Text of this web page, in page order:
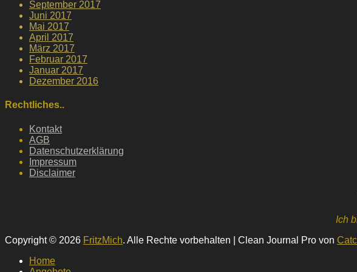
September 2017
Juni 2017
Mai 2017
April 2017
März 2017
Februar 2017
Januar 2017
Dezember 2016
Rechtliches..
Kontakt
AGB
Datenschutzerklärung
Impressum
Disclaimer
Ich
Copyright © 2026 FritzMich. Alle Rechte vorbehalten | Clean Journal Pro von
Home